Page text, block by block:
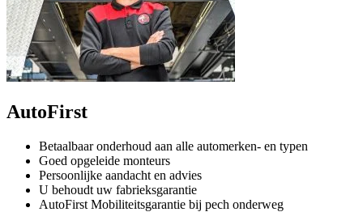
AutoFirst
Betaalbaar onderhoud aan alle automerken- en typen
Goed opgeleide monteurs
Persoonlijke aandacht en advies
U behoudt uw fabrieksgarantie
AutoFirst Mobiliteitsgarantie bij pech onderweg